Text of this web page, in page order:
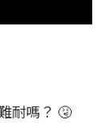
耐嗎？ 🤧